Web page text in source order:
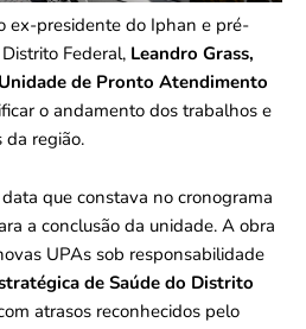
ex-presidente do Iphan e pré-
Federal, Leandro Grass,
Unidade de Pronto Atendimento
o andamento dos trabalhos e
da região.
que constava no cronograma
a conclusão da unidade. A obra
UPAs sob responsabilidade
de Saúde do Distrito
atrasos reconhecidos pelo